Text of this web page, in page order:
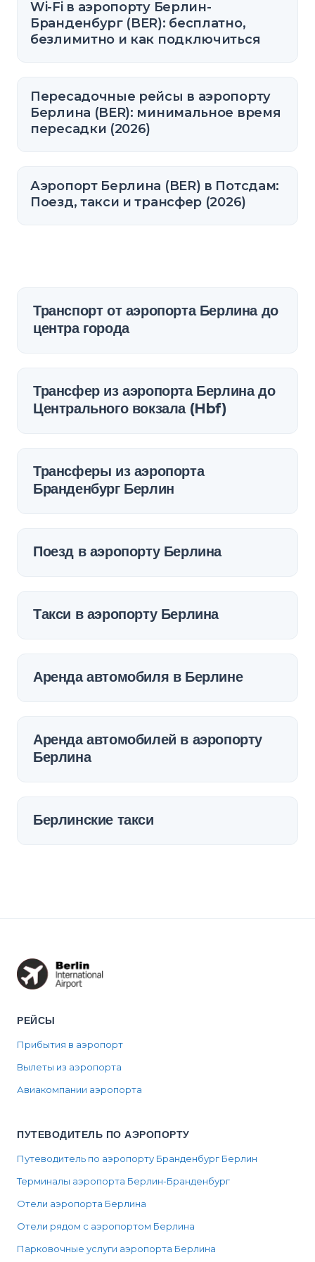
Wi-Fi в аэропорту Берлин-
Бранденбург (BER): бесплатно,
безлимитно и как подключиться
Пересадочные рейсы в аэропорту
Берлина (BER): минимальное время
пересадки (2026)
Аэропорт Берлина (BER) в Потсдам:
Поезд, такси и трансфер (2026)
Транспорт от аэропорта Берлина до
центра города
Трансфер из аэропорта Берлина до
Центрального вокзала (Hbf)
Трансферы из аэропорта
Бранденбург Берлин
Поезд в аэропорту Берлина
Такси в аэропорту Берлина
Аренда автомобиля в Берлине
Аренда автомобилей в аэропорту
Берлина
Берлинские такси
РЕЙСЫ
Прибытия в аэропорт
Вылеты из аэропорта
Авиакомпании аэропорта
ПУТЕВОДИТЕЛЬ ПО АЭРОПОРТУ
Путеводитель по аэропорту Бранденбург Берлин
Терминалы аэропорта Берлин-Бранденбург
Отели аэропорта Берлина
Отели рядом с аэропортом Берлина
Парковочные услуги аэропорта Берлина